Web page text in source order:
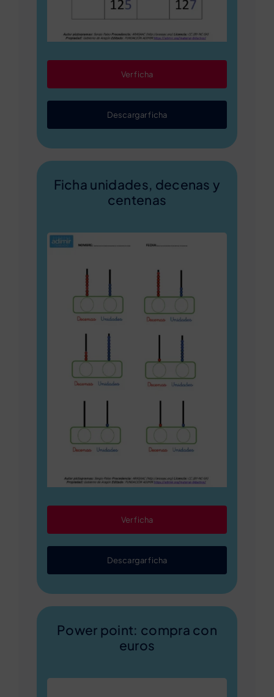
Ver ficha
Descargar ficha
Ficha unidades, decenas y
centenas
Ver ficha
Descargar ficha
Power point: compra con
euros